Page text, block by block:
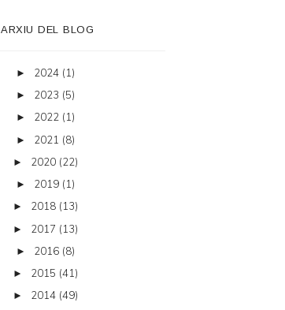
ARXIU DEL BLOG
► 2024 (1)
► 2023 (5)
► 2022 (1)
► 2021 (8)
► 2020 (22)
► 2019 (1)
► 2018 (13)
► 2017 (13)
► 2016 (8)
► 2015 (41)
► 2014 (49)